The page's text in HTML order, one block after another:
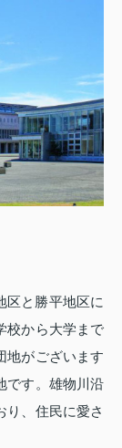
区と勝平地区に
校から大学まで
地がございます
です。雄物川沿
り、住民に愛さ